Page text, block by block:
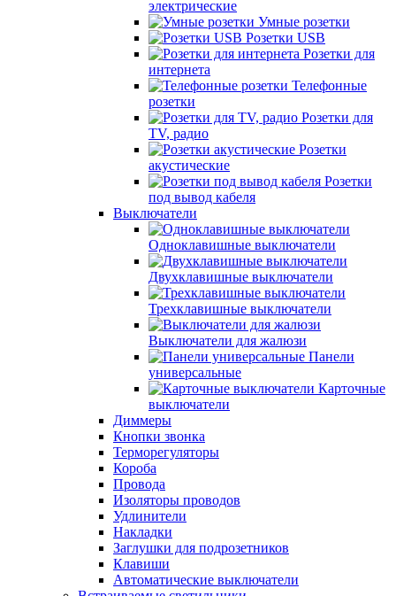
электрические
Умные розетки
Розетки USB
Розетки для
интернета
Телефонные
розетки
Розетки для
TV, радио
Розетки
акустические
Розетки
под вывод кабеля
Выключатели
Одноклавишные выключатели
Двухклавишные выключатели
Трехклавишные выключатели
Выключатели для жалюзи
Панели
универсальные
Карточные
выключатели
Диммеры
Кнопки звонка
Терморегуляторы
Короба
Провода
Изоляторы проводов
Удлинители
Накладки
Заглушки для подрозетников
Клавиши
Автоматические выключатели